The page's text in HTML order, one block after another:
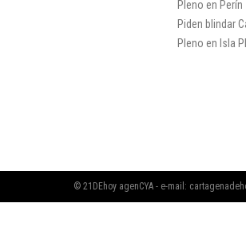
Pleno en Perín
Piden blindar
Pleno en Isla
© 21DEhoy agenCYA - e-mail: